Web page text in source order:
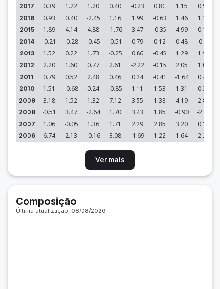
2017 0.39 1.22 1.20 0.40 -0.23 0.80 1.15 0.50
2016 0.93 0.40 -2.45 1.16 1.99 -0.63 1.46 1.39
2015 1.89 4.14 4.88 -1.76 3.47 -0.35 4.99 0.15
2014 -0.21 -0.28 -0.45 -0.51 0.79 0.12 0.48 -0.85
2013 1.52 0.22 1.73 -0.25 0.86 -0.45 1.29 1.98
2012 2.20 1.60 0.77 2.61 -2.22 -0.15 2.05 1.00
2011 0.79 0.52 2.48 0.46 0.24 -0.41 -1.64 0.46
2010 1.51 -0.68 0.24 -0.85 1.11 1.53 1.31 0.38
2009 3.18 1.52 1.32 7.12 3.55 1.38 4.19 2.85
2008 -0.51 3.47 -2.64 1.70 3.43 1.85 -0.90 -2.00
2007 1.06 -0.05 1.36 1.71 2.29 2.85 3.20 0.17
2006 6.74 2.13 -0.16 3.08 -1.69 1.22 1.64 2.21
Ver mais
Composição
Última atualização: 08/08/2026